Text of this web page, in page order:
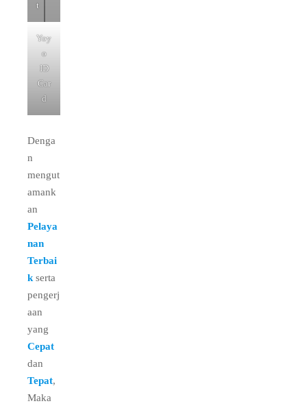
t
Yoy
o
ID
Car
d
Denga
n
mengut
amank
an
Pelaya
nan
Terbai
k serta
pengerj
aan
yang
Cepat
dan
Tepat,
Maka